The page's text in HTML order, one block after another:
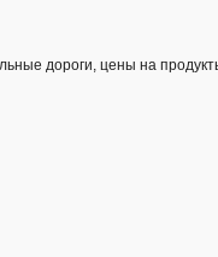
дороги, цены на